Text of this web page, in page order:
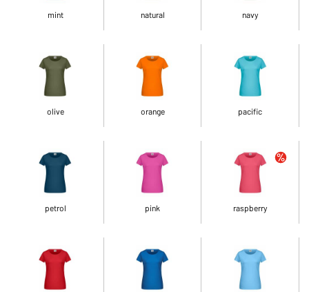
mint natural navy
olive orange pacific
petrol pink raspberry